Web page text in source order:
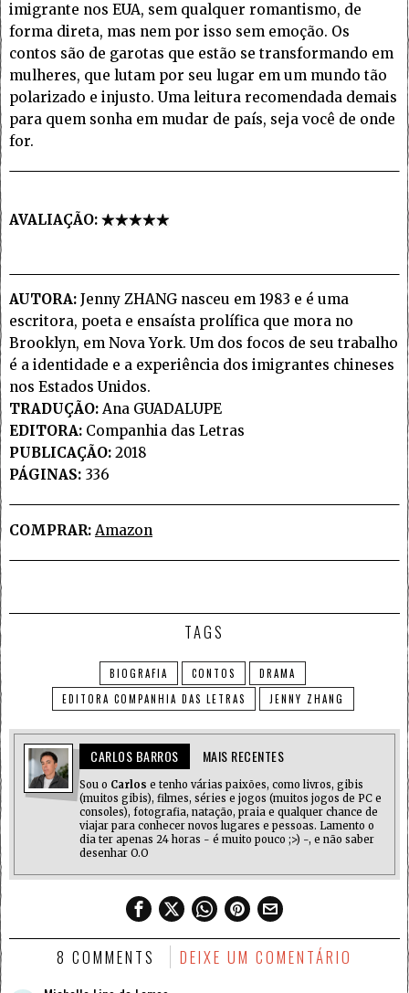
imigrante nos EUA, sem qualquer romantismo, de
forma direta, mas nem por isso sem emoção. Os
contos são de garotas que estão se transformando em
mulheres, que lutam por seu lugar em um mundo tão
polarizado e injusto. Uma leitura recomendada demais
para quem sonha em mudar de país, seja você de onde
for.
AVALIAÇÃO:
AUTORA: Jenny ZHANG nasceu em 1983 e é uma
escritora, poeta e ensaísta prolífica que mora no
Brooklyn, em Nova York. Um dos focos de seu trabalho
é a identidade e a experiência dos imigrantes chineses
nos Estados Unidos.
TRADUÇÃO: Ana GUADALUPE
EDITORA: Companhia das Letras
PUBLICAÇÃO: 2018
PÁGINAS: 336
COMPRAR: Amazon
TAGS
BIOGRAFIA CONTOS
DRAMA
EDITORA COMPANHIA DAS LETRAS
JENNY ZHANG
CARLOS BARROS MAIS RECENTES
Sou o Carlos e tenho várias paixões, como livros, gibis
(muitos gibis), filmes, séries e jogos (muitos jogos de PC e
consoles), fotografia, natação, praia e qualquer chance de
viajar para conhecer novos lugares e pessoas. Lamento o
dia ter apenas 24 horas - é muito pouco ;>) -, e não saber
desenhar O.O
8 COMMENTS DEIXE UM COMENTÁRIO